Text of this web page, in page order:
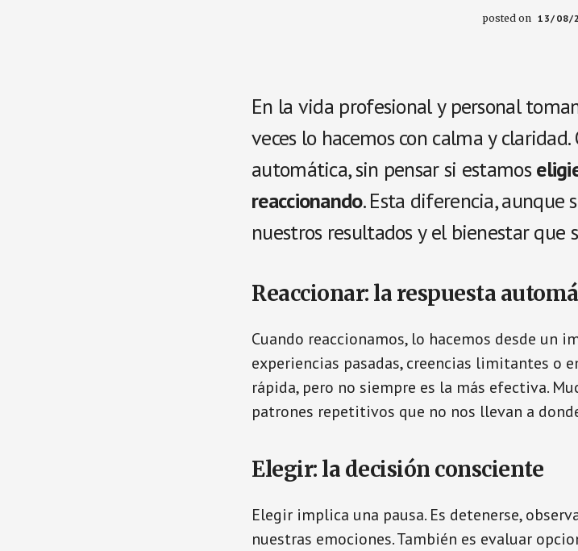
posted on 13/08/
En la vida profesional y personal
veces lo hacemos con calma y
automática, sin pensar si estamos
reaccionando. Esta diferencia, aunque
nuestros resultados y el bienestar que
Reaccionar: la respuesta
Cuando reaccionamos, lo hacemos desde un
experiencias pasadas, creencias limitantes o
rápida, pero no siempre es la más efectiva.
patrones repetitivos que no nos llevan a
Elegir: la decisión consciente
Elegir implica una pausa. Es detenerse,
nuestras emociones. También es evaluar